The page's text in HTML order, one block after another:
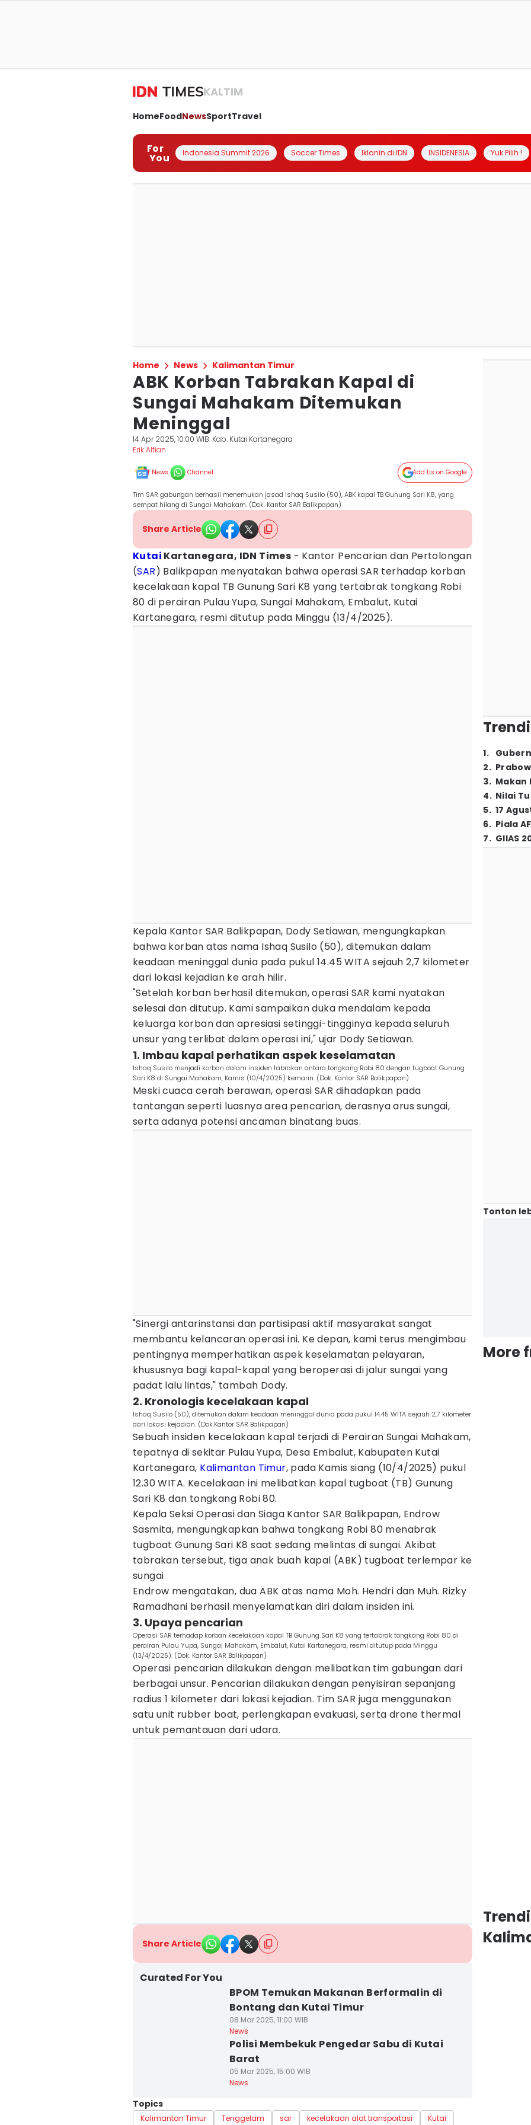
KALTIM
HomeFoodNewsSportTravel
For
You Indonesia Summit 2026 Soccer Times Iklanin di IDN INSIDENESIA Yuk Pilih !
Home News Kalimantan Timur
ABK Korban Tabrakan Kapal di
Sungai Mahakam Ditemukan
Meninggal
14 Apr 2025, 10:00 WIB Kab. Kutai Kartanegara
Erik Alfian
News Channel Add Us on Google
Tim SAR gabungan berhasil menemukan jasad Ishaq Susilo (50), ABK kapal TB Gunung Sari K8, yang
sempat hilang di Sungai Mahakam. (Dok. Kantor SAR Balikpapan)
Share Article
Kutai Kartanegara, IDN Times - Kantor Pencarian dan Pertolongan
(SAR) Balikpapan menyatakan bahwa operasi SAR terhadap korban
kecelakaan kapal TB Gunung Sari K8 yang tertabrak tongkang Robi
80 di perairan Pulau Yupa, Sungai Mahakam, Embalut, Kutai
Kartanegara, resmi ditutup pada Minggu (13/4/2025).
Kepala Kantor SAR Balikpapan, Dody Setiawan, mengungkapkan
bahwa korban atas nama Ishaq Susilo (50), ditemukan dalam
keadaan meninggal dunia pada pukul 14.45 WITA sejauh 2,7 kilometer
dari lokasi kejadian ke arah hilir.
"Setelah korban berhasil ditemukan, operasi SAR kami nyatakan
selesai dan ditutup. Kami sampaikan duka mendalam kepada
keluarga korban dan apresiasi setinggi-tingginya kepada seluruh
unsur yang terlibat dalam operasi ini," ujar Dody Setiawan.
1. Imbau kapal perhatikan aspek keselamatan
Ishaq Susilo menjadi korban dalam insiden tabrakan antara tongkang Robi 80 dengan tugboat Gunung
Sari K8 di Sungai Mahakam, Kamis (10/4/2025) kemarin. (Dok. Kantor SAR Balikpapan)
Meski cuaca cerah berawan, operasi SAR dihadapkan pada
tantangan seperti luasnya area pencarian, derasnya arus sungai,
serta adanya potensi ancaman binatang buas.
"Sinergi antarinstansi dan partisipasi aktif masyarakat sangat
membantu kelancaran operasi ini. Ke depan, kami terus mengimbau
pentingnya memperhatikan aspek keselamatan pelayaran,
khususnya bagi kapal-kapal yang beroperasi di jalur sungai yang
padat lalu lintas," tambah Dody.
2. Kronologis kecelakaan kapal
Ishaq Susilo (50), ditemukan dalam keadaan meninggal dunia pada pukul 14.45 WITA sejauh 2,7 kilometer
dari lokasi kejadian. (Dok.Kantor SAR Balikpapan)
Sebuah insiden kecelakaan kapal terjadi di Perairan Sungai Mahakam,
tepatnya di sekitar Pulau Yupa, Desa Embalut, Kabupaten Kutai
Kartanegara, Kalimantan Timur, pada Kamis siang (10/4/2025) pukul
12.30 WITA. Kecelakaan ini melibatkan kapal tugboat (TB) Gunung
Sari K8 dan tongkang Robi 80.
Kepala Seksi Operasi dan Siaga Kantor SAR Balikpapan, Endrow
Sasmita, mengungkapkan bahwa tongkang Robi 80 menabrak
tugboat Gunung Sari K8 saat sedang melintas di sungai. Akibat
tabrakan tersebut, tiga anak buah kapal (ABK) tugboat terlempar ke
sungai
Endrow mengatakan, dua ABK atas nama Moh. Hendri dan Muh. Rizky
Ramadhani berhasil menyelamatkan diri dalam insiden ini.
3. Upaya pencarian
Operasi SAR terhadap korban kecelakaan kapal TB Gunung Sari K8 yang tertabrak tongkang Robi 80 di
perairan Pulau Yupa, Sungai Mahakam, Embalut, Kutai Kartanegara, resmi ditutup pada Minggu
(13/4/2025). (Dok. Kantor SAR Balikpapan)
Operasi pencarian dilakukan dengan melibatkan tim gabungan dari
berbagai unsur. Pencarian dilakukan dengan penyisiran sepanjang
radius 1 kilometer dari lokasi kejadian. Tim SAR juga menggunakan
satu unit rubber boat, perlengkapan evakuasi, serta drone thermal
untuk pemantauan dari udara.
Share Article
Curated For You
BPOM Temukan Makanan Berformalin di
Bontang dan Kutai Timur
08 Mar 2025, 11:00 WIB
News
Polisi Membekuk Pengedar Sabu di Kutai
Barat
05 Mar 2025, 15:00 WIB
News
Topics
Kalimantan Timur Tenggelam sar kecelakaan alat transportasi Kutai
1.
2.
3. Makan
4. Nilai
5. 17
6. Piala
7. GIIAS
Tonton
More